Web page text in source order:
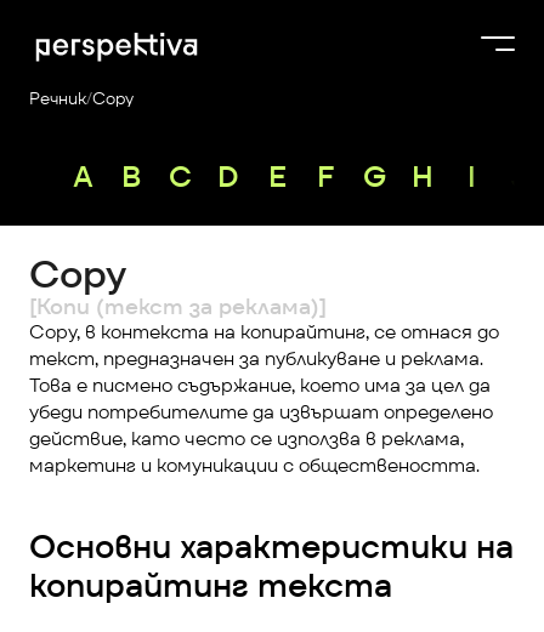
Продукти
За нас
Perspektiva Plus
Речник/Copy
A B C D E F G H I
Copy
[Копи (текст за реклама)]
Copy, в контекста на копирайтинг, се отнася до
текст, предназначен за публикуване и реклама.
Това е писмено съдържание, което има за цел да
убеди потребителите да извършат определено
действие, като често се използва в реклама,
маркетинг и комуникации с обществеността.
Основни характеристики на
копирайтинг текста